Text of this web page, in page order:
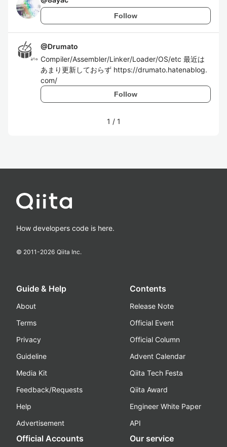
Follow
@Drumato
Compiler/Assembler/Linker/Loader/OS/etc 最近は
あまり更新しておらず https://drumato.hatenablog.
com/
Follow
1 / 1
How developers code is here.
© 2011-2026 Qiita Inc.
Guide & Help
About
Terms
Privacy
Guideline
Media Kit
Feedback/Requests
Help
Advertisement
Contents
Release Note
Official Event
Official Column
Advent Calendar
Qiita Tech Festa
Qiita Award
Engineer White Paper
API
Official Accounts Our service